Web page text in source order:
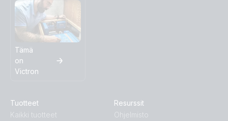
Tämä
on
Victron
Tuotteet
Kaikki tuotteet
Resurssit
Ohjelmisto